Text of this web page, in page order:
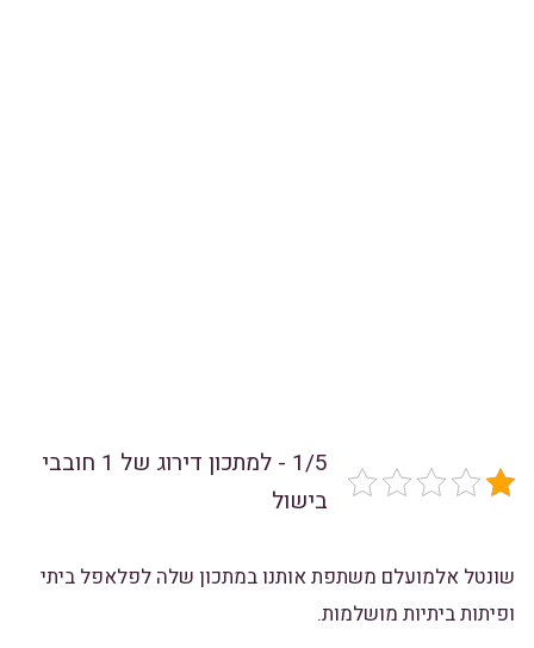
1/5 - למתכון דירוג של 1 חובבי
בישול
שונטל אלמועלם משתפת אותנו במתכון שלה לפלאפל ביתי
ופיתות ביתיות מושלמות.